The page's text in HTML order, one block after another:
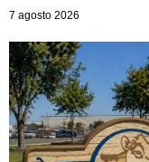
7 agosto 2026